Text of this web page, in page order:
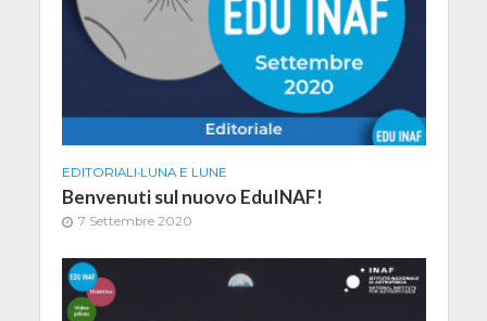
EDITORIALI•LUNA E LUNE
Benvenuti sul nuovo EduINAF!
7 Settembre 2020